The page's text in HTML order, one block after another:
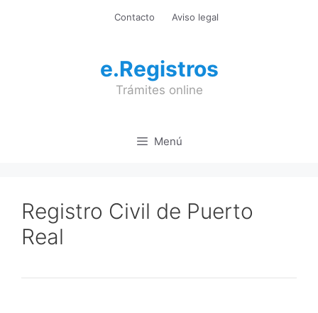
Contacto Aviso legal
e.Registros
Trámites online
Menú
Registro Civil de Puerto
Real